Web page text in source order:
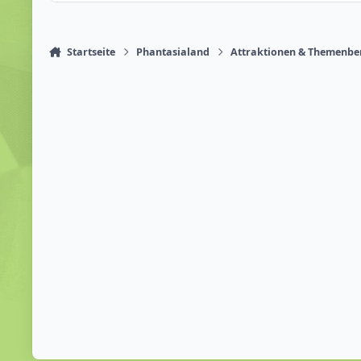
Startseite Phantasialand Attraktionen &